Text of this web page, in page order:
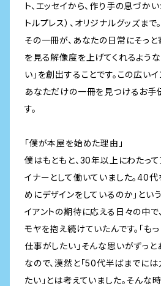
ト、エッセイから、作り手の息づか
トルプレス）、オリジナルグッズまで。
その一冊が、あなたの日常にそっ
を見る解像度を上げてくれるよう
い」を創出することです。この広い
あなただけの一冊を見つけるお手
す。
「僕が本屋を始めた理由」
僕はもともと、30年以上にわたっ
イナーとして働いていました。40
めにデザインをしているのか」とい
イアントの期待に応える日々の中
モヤを抱え続けていたんです。「も
仕事がしたい」そんな思いがずっ
なので、漠然と「50代半ばまでに
たい」とは考えていました。そんな